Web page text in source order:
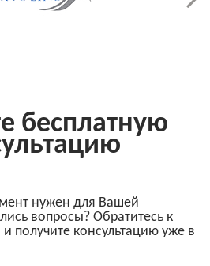
бесплатную
нужен для Вашей
вопросы? Обратитесь к
получите консультацию уже в